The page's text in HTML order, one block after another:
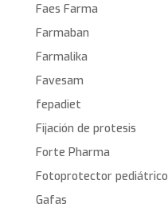
Faes Farma
Farmaban
Farmalika
Favesam
fepadiet
Fijación de protesis
Forte Pharma
Fotoprotector pediátrico
Gafas